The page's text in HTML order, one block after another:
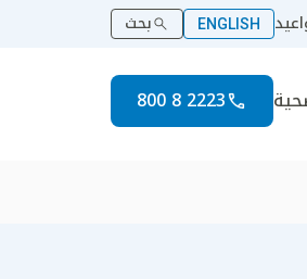
ENGLISH بحث
2223 8 800